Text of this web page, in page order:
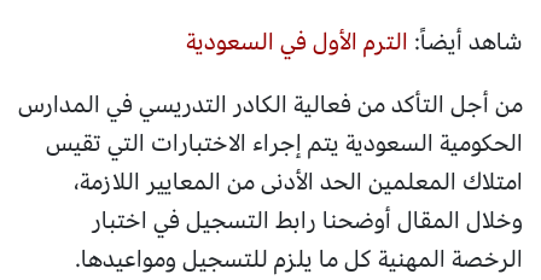
شاهد أيضاً: الترم الأول في السعودية
من أجل التأكد من فعالية الكادر التدريسي في المدارس
الحكومية السعودية يتم إجراء الاختبارات التي تقيس
امتلاك المعلمين الحد الأدنى من المعايير اللازمة،
وخلال المقال أوضحنا رابط التسجيل في اختبار
الرخصة المهنية كل ما يلزم للتسجيل ومواعيدها.